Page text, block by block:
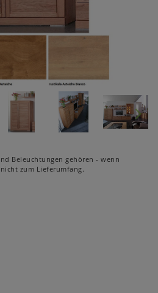
Beleuchtungen gehören - wenn
zum Lieferumfang.